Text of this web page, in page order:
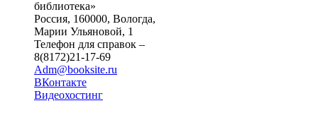
библиотека»
Россия, 160000, Вологда,
Марии Ульяновой, 1
Телефон для справок –
8(8172)21-17-69
Adm@booksite.ru
ВКонтакте
Видеохостинг